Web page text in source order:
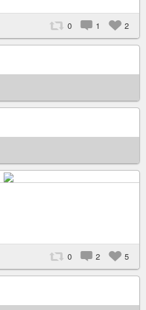
0 1 2
0 2 5